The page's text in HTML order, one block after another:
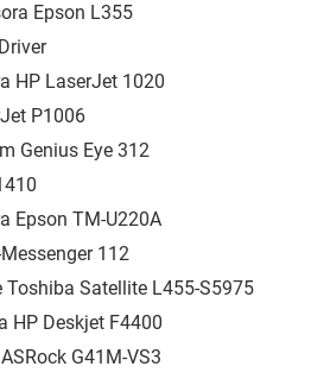
Epson L355
HP LaserJet 1020
P1006
Genius Eye 312
Epson TM-U220A
112
Toshiba Satellite L455-S5975
HP Deskjet F4400
G41M-VS3